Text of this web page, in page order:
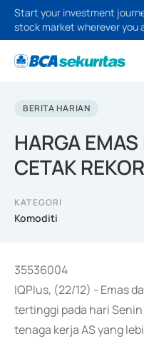
Start your investment
stock market wherever you
BERITA HARIAN
HARGA
CETAK REKOR
KATEGORI
Komoditi
35536004
IQPlus, (22/12) - Emas
tertinggi pada hari
tenaga kerja AS yang